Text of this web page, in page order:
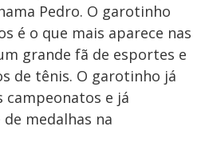
Pedro. O garotinho
é o que mais aparece nas
grande fã de esportes e
de tênis. O garotinho já
e já
medalhas na